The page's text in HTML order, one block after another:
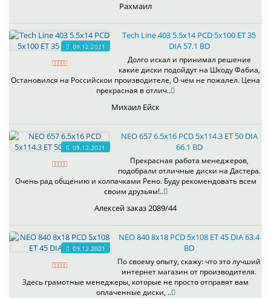
Рахмаил
09.12.2021
Tech Line 403 5.5x14 PCD 5x100 ET 35
DIA 57.1 BD
Долго искал и принимал решение
какие диски подойдут на Шкоду Фабиа,
Остановился на Российскои производителе, О чём не пожалел. Цена
прекрасная в отлич..
Михаил Ейск
09.12.2021
NEO 657 6.5x16 PCD 5x114.3 ET 50 DIA
66.1 BD
Прекрасная работа менеджеров,
подобрали отличные диски на Дастера.
Очень рад общению и колпачками Рено. Буду рекомендовать всем
своим друзьям!..
Алексей заказ 2089/44
09.12.2021
NEO 840 8x18 PCD 5x108 ET 45 DIA 63.4
BD
По своему опыту, скажу: что это лучший
интернет магазин от производителя.
Здесь грамотные менеджеры, которые не просто отправят вам
оплаченные диски, ..